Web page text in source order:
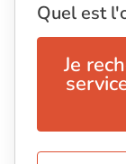
Quel est
Je